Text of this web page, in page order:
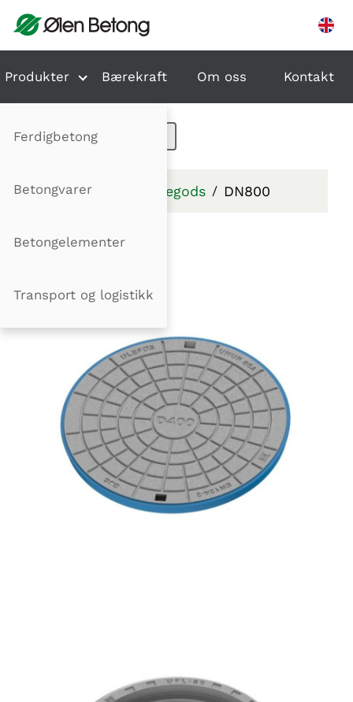
Hopp til innhold
Produkter
Ferdigbetong
Betongvarer
Betongelementer
Transport og logistikk
Bærekraft Om oss Kontakt
Produkter Gategods DN800
DN800